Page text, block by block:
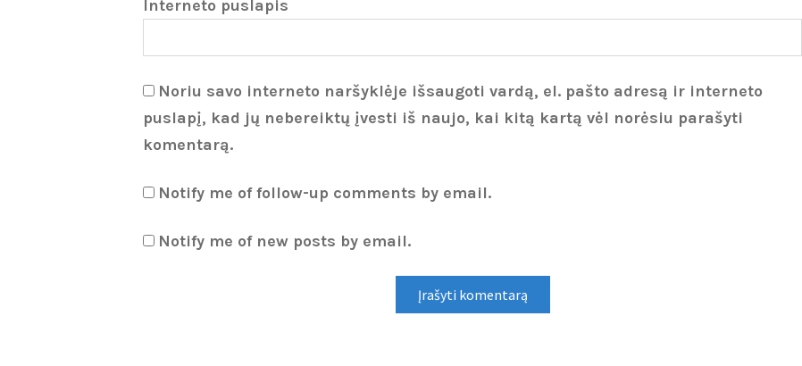
Interneto puslapis
Noriu savo interneto naršyklėje išsaugoti vardą, el. pašto adresą ir interneto
puslapį, kad jų nebereiktų įvesti iš naujo, kai kitą kartą vėl norėsiu parašyti
komentarą.
Notify me of follow-up comments by email.
Notify me of new posts by email.